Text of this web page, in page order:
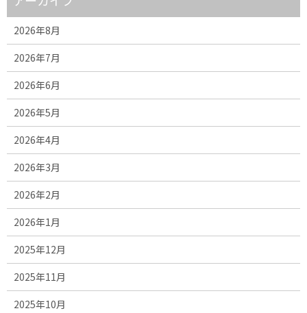
2026年8月
2026年7月
2026年6月
2026年5月
2026年4月
2026年3月
2026年2月
2026年1月
2025年12月
2025年11月
2025年10月